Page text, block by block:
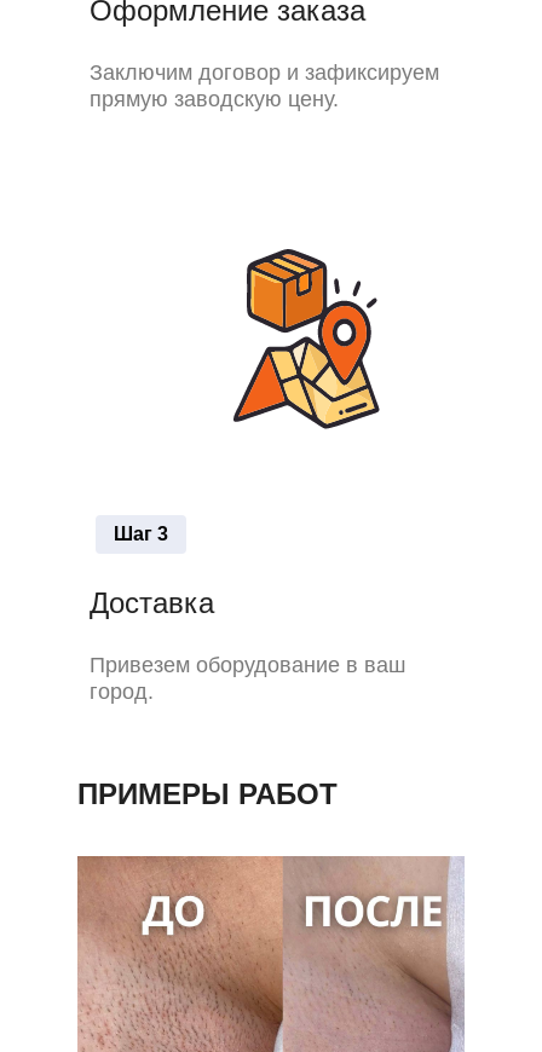
Шаг 3
Привезем оборудование в ваш
город.
Доставка
Заключим договор и зафиксируем
прямую заводскую цену.
Оформление заказа
ПРИМЕРЫ РАБОТ